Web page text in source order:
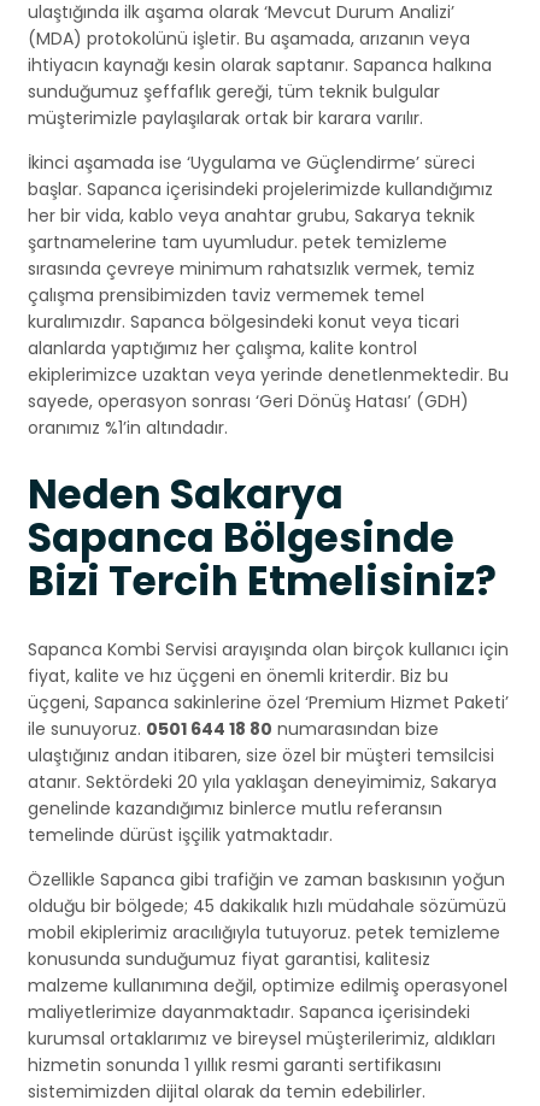
ulaştığında ilk aşama olarak ‘Mevcut Durum Analizi’
(MDA) protokolünü işletir. Bu aşamada, arızanın veya
ihtiyacın kaynağı kesin olarak saptanır. Sapanca halkına
sunduğumuz şeffaflık gereği, tüm teknik bulgular
müşterimizle paylaşılarak ortak bir karara varılır.
İkinci aşamada ise ‘Uygulama ve Güçlendirme’ süreci
başlar. Sapanca içerisindeki projelerimizde kullandığımız
her bir vida, kablo veya anahtar grubu, Sakarya teknik
şartnamelerine tam uyumludur. petek temizleme
sırasında çevreye minimum rahatsızlık vermek, temiz
çalışma prensibimizden taviz vermemek temel
kuralımızdır. Sapanca bölgesindeki konut veya ticari
alanlarda yaptığımız her çalışma, kalite kontrol
ekiplerimizce uzaktan veya yerinde denetlenmektedir. Bu
sayede, operasyon sonrası ‘Geri Dönüş Hatası’ (GDH)
oranımız %1’in altındadır.
Neden Sakarya
Sapanca Bölgesinde
Bizi Tercih Etmelisiniz?
Sapanca Kombi Servisi arayışında olan birçok kullanıcı için
fiyat, kalite ve hız üçgeni en önemli kriterdir. Biz bu
üçgeni, Sapanca sakinlerine özel ‘Premium Hizmet Paketi’
ile sunuyoruz. 0501 644 18 80 numarasından bize
ulaştığınız andan itibaren, size özel bir müşteri temsilcisi
atanır. Sektördeki 20 yıla yaklaşan deneyimimiz, Sakarya
genelinde kazandığımız binlerce mutlu referansın
temelinde dürüst işçilik yatmaktadır.
Özellikle Sapanca gibi trafiğin ve zaman baskısının yoğun
olduğu bir bölgede; 45 dakikalık hızlı müdahale sözümüzü
mobil ekiplerimiz aracılığıyla tutuyoruz. petek temizleme
konusunda sunduğumuz fiyat garantisi, kalitesiz
malzeme kullanımına değil, optimize edilmiş operasyonel
maliyetlerimize dayanmaktadır. Sapanca içerisindeki
kurumsal ortaklarımız ve bireysel müşterilerimiz, aldıkları
hizmetin sonunda 1 yıllık resmi garanti sertifikasını
sistemimizden dijital olarak da temin edebilirler.